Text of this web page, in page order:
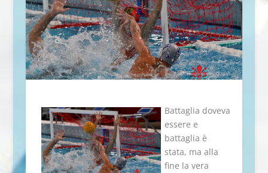
Battaglia doveva
essere e
battaglia è
stata, ma alla
fine la vera